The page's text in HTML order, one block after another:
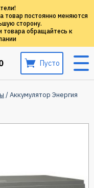
товар постоянно меняются
сторону.
товара обращайтесь к
Пусто
/ Аккумулятор Энергия